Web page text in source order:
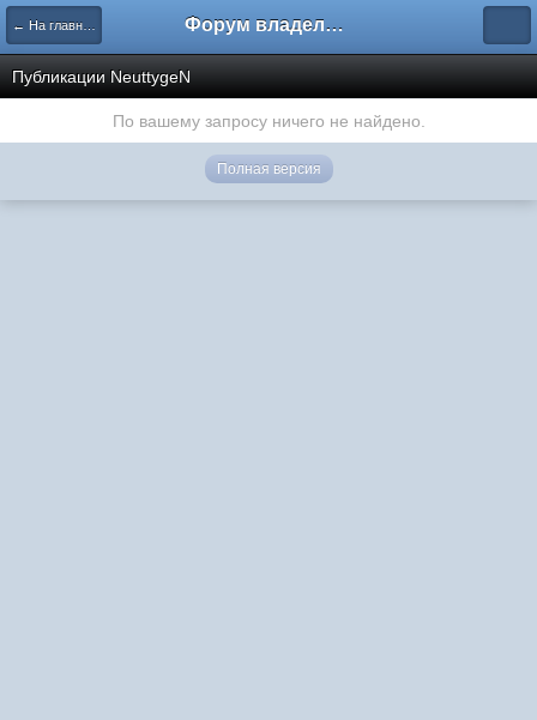
← На главную Форум владельцев интернет-магазинов
Публикации NeuttygeN
По вашему запросу ничего не найдено.
Полная версия